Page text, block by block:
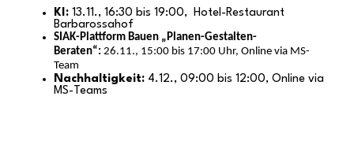
KI: 13.11., 16:30 bis 19:00, Hotel-Restaurant
Barbarossahof
SIAK-Plattform Bauen „Planen-Gestalten-
Beraten“: 26.11., 15:00 bis 17:00 Uhr, Online via MS-
Team
Nachhaltigkeit: 4.12., 09:00 bis 12:00, Online via
MS-Teams